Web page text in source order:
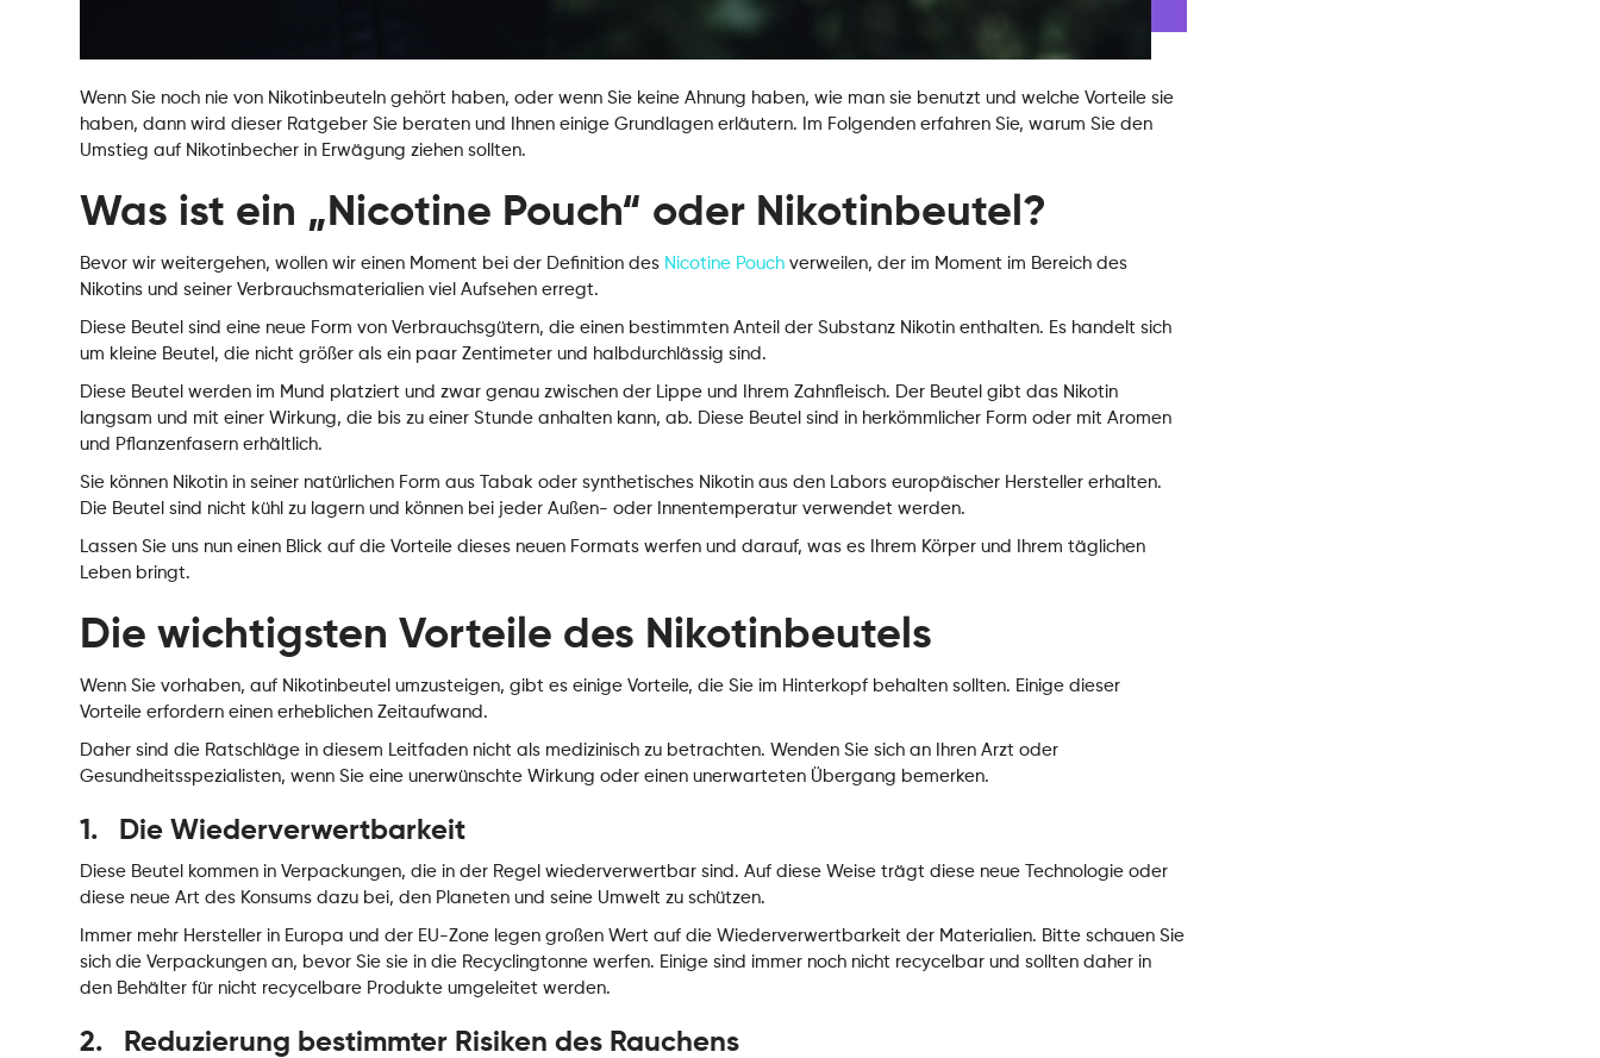
Wenn Sie noch nie von Nikotinbeuteln gehört haben, oder wenn Sie keine Ahnung haben, wie man sie benutzt und welche Vorteile sie
haben, dann wird dieser Ratgeber Sie beraten und Ihnen einige Grundlagen erläutern. Im Folgenden erfahren Sie, warum Sie den
Umstieg auf Nikotinbecher in Erwägung ziehen sollten.
Was ist ein „Nicotine Pouch“ oder Nikotinbeutel?
Bevor wir weitergehen, wollen wir einen Moment bei der Definition des Nicotine Pouch verweilen, der im Moment im Bereich des
Nikotins und seiner Verbrauchsmaterialien viel Aufsehen erregt.
Diese Beutel sind eine neue Form von Verbrauchsgütern, die einen bestimmten Anteil der Substanz Nikotin enthalten. Es handelt sich
um kleine Beutel, die nicht größer als ein paar Zentimeter und halbdurchlässig sind.
Diese Beutel werden im Mund platziert und zwar genau zwischen der Lippe und Ihrem Zahnfleisch. Der Beutel gibt das Nikotin
langsam und mit einer Wirkung, die bis zu einer Stunde anhalten kann, ab. Diese Beutel sind in herkömmlicher Form oder mit Aromen
und Pflanzenfasern erhältlich.
Sie können Nikotin in seiner natürlichen Form aus Tabak oder synthetisches Nikotin aus den Labors europäischer Hersteller erhalten.
Die Beutel sind nicht kühl zu lagern und können bei jeder Außen- oder Innentemperatur verwendet werden.
Lassen Sie uns nun einen Blick auf die Vorteile dieses neuen Formats werfen und darauf, was es Ihrem Körper und Ihrem täglichen
Leben bringt.
Die wichtigsten Vorteile des Nikotinbeutels
Wenn Sie vorhaben, auf Nikotinbeutel umzusteigen, gibt es einige Vorteile, die Sie im Hinterkopf behalten sollten. Einige dieser
Vorteile erfordern einen erheblichen Zeitaufwand.
Daher sind die Ratschläge in diesem Leitfaden nicht als medizinisch zu betrachten. Wenden Sie sich an Ihren Arzt oder
Gesundheitsspezialisten, wenn Sie eine unerwünschte Wirkung oder einen unerwarteten Übergang bemerken.
1. Die Wiederverwertbarkeit
Diese Beutel kommen in Verpackungen, die in der Regel wiederverwertbar sind. Auf diese Weise trägt diese neue Technologie oder
diese neue Art des Konsums dazu bei, den Planeten und seine Umwelt zu schützen.
Immer mehr Hersteller in Europa und der EU-Zone legen großen Wert auf die Wiederverwertbarkeit der Materialien. Bitte schauen Sie
sich die Verpackungen an, bevor Sie sie in die Recyclingtonne werfen. Einige sind immer noch nicht recycelbar und sollten daher in
den Behälter für nicht recycelbare Produkte umgeleitet werden.
2. Reduzierung bestimmter Risiken des Rauchens